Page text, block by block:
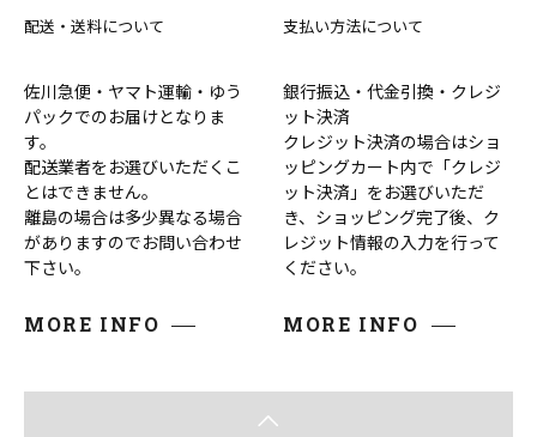
配送・送料について
佐川急便・ヤマト運輸・ゆう
パックでのお届けとなりま
す。
配送業者をお選びいただくこ
とはできません。
離島の場合は多少異なる場合
がありますのでお問い合わせ
下さい。
MORE INFO
支払い方法について
銀行振込・代金引換・クレジ
ット決済
クレジット決済の場合はショ
ッピングカート内で「クレジ
ット決済」をお選びいただ
き、ショッピング完了後、ク
レジット情報の入力を行って
ください。
MORE INFO